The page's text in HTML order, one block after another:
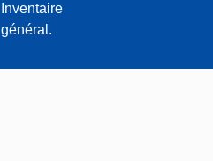
Inventaire
général.